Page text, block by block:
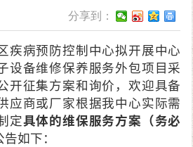
分享到：
病预防控制中心拟开展中心
设备维修保养服务外包项目采
开征集方案和询价，欢迎具备
应商或厂家根据我中心实际需
定具体的维保服务方案（务必
如下：